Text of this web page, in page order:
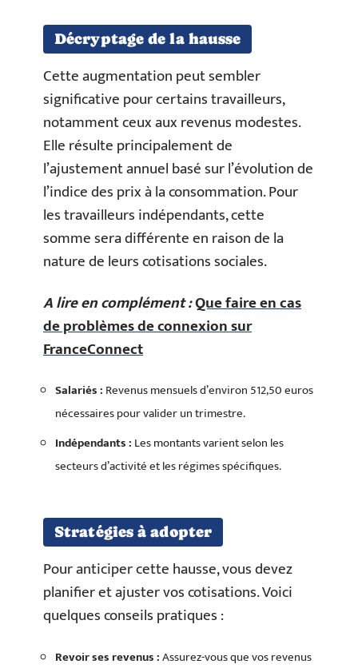
Décryptage de la hausse
Cette augmentation peut sembler
significative pour certains travailleurs,
notamment ceux aux revenus modestes.
Elle résulte principalement de
l’ajustement annuel basé sur l’évolution de
l’indice des prix à la consommation. Pour
les travailleurs indépendants, cette
somme sera différente en raison de la
nature de leurs cotisations sociales.
A lire en complément :Que faire en cas
de problèmes de connexion sur
FranceConnect
Salariés : Revenus mensuels d’environ 512,50 euros
nécessaires pour valider un trimestre.
Indépendants : Les montants varient selon les
secteurs d’activité et les régimes spécifiques.
Stratégies à adopter
Pour anticiper cette hausse, vous devez
planifier et ajuster vos cotisations. Voici
quelques conseils pratiques :
Revoir ses revenus :Assurez-vous que vos revenus